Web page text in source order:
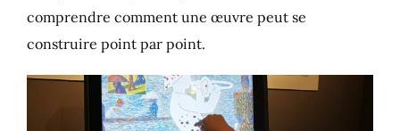
comprendre comment une œuvre peut se
construire point par point.